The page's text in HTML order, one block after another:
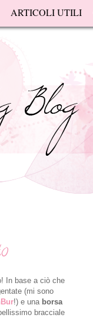
ARTICOLI UTILI
In base a ciò che
(mi sono
!) e una borsa
bracciale